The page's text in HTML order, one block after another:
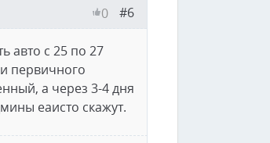
#6
0
авто с 25 по 27
первичного
а через 3-4 дня
еаисто скажут.